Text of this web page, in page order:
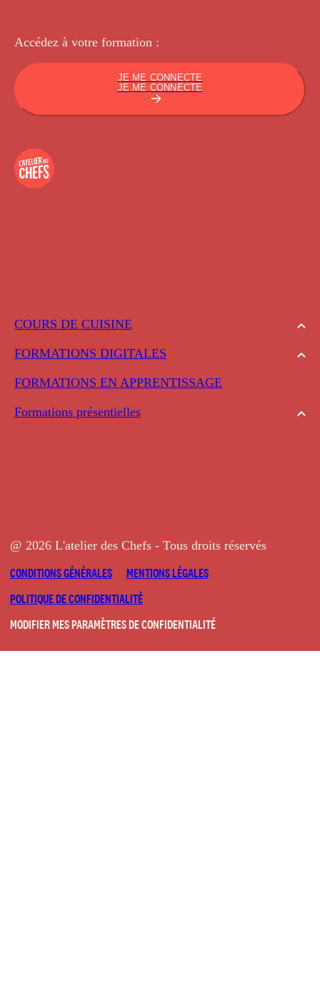
COURS DE CUISINE
FORMATIONS DIGITALES
FORMATIONS EN APPRENTISSAGE
Formations présentielles
Accédez à votre formation :
JE ME CONNECTE
JE ME CONNECTE
@ 2026 L'atelier des Chefs - Tous droits réservés
CONDITIONS GÉNÉRALES
MENTIONS LÉGALES
POLITIQUE DE CONFIDENTIALITÉ
MODIFIER MES PARAMÈTRES DE CONFIDENTIALITÉ